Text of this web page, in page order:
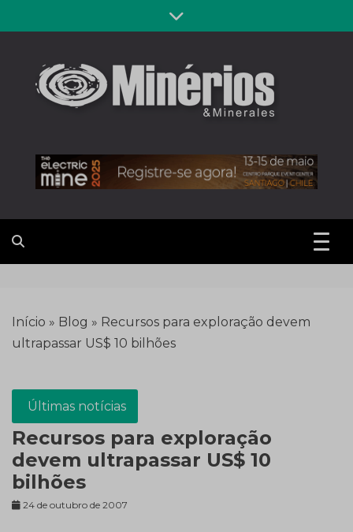
to
Revista
Minérios &
Minerales
Início » Blog » Recursos para exploração devem
ultrapassar US$ 10 bilhões
Últimas notícias
Recursos para exploração
devem ultrapassar US$ 10
bilhões
24 de outubro de 2007